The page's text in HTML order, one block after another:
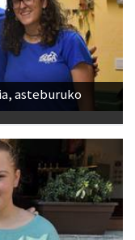
asteburuko